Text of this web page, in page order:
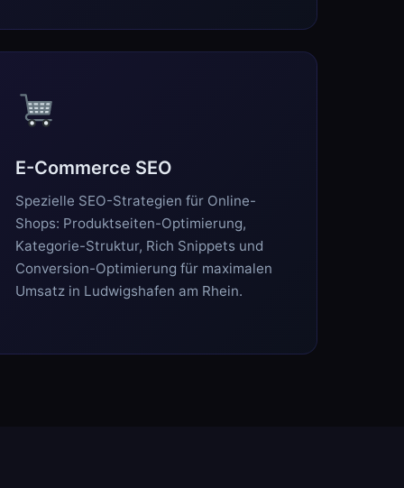
E-Commerce SEO
Spezielle SEO-Strategien für Online-
Shops: Produktseiten-Optimierung,
Kategorie-Struktur, Rich Snippets und
Conversion-Optimierung für maximalen
Umsatz in Ludwigshafen am Rhein.